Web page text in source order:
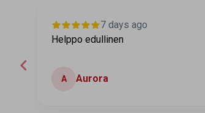
7 days ago
Helppo edullinen
A Aurora